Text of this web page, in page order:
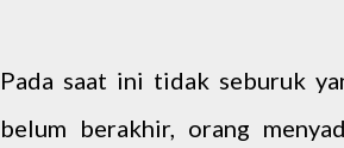
Pada saat ini tidak seburuk
belum berakhir, orang